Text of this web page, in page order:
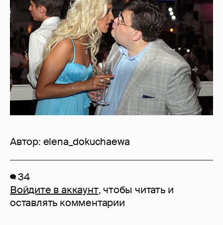
Автор: elena_dokuchaewa
34
Войдите в аккаунт, чтобы читать и
оставлять комментарии